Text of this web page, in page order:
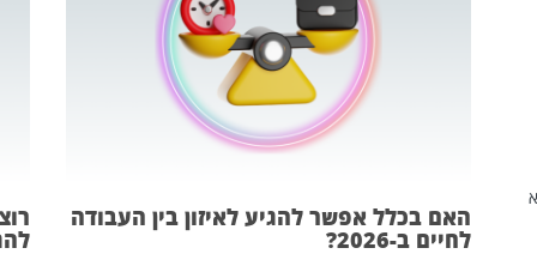
האם בכלל אפשר להגיע לאיזון בין העבודה
לחיים ב-2026?